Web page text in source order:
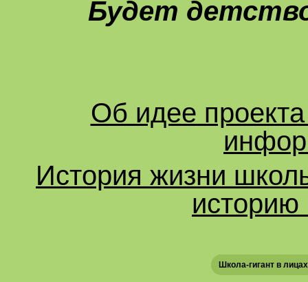
Будет
Об идее
История жизни
историю
Школа-гигант в лицах